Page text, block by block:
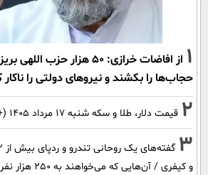
1
از افاضات خرازی: ۵۰ هزار حزب
حجاب‌ها را بکشند و نیرو‌های دولتی را ناکار
2 قیمت دلار، طلا و سکه شنبه ۱۷ مرداد ۱۴۰۵ (+جدول قیمت)
3
و کیفری / آن‌هایی که می‌خواهند به ۲۵۰ هزار نفر بپیوندند بدانند ...